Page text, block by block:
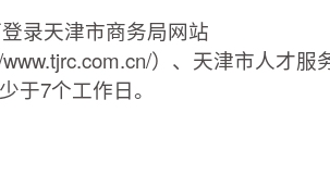
录天津市商务局网站
）、天津市人才服
于7个工作日。